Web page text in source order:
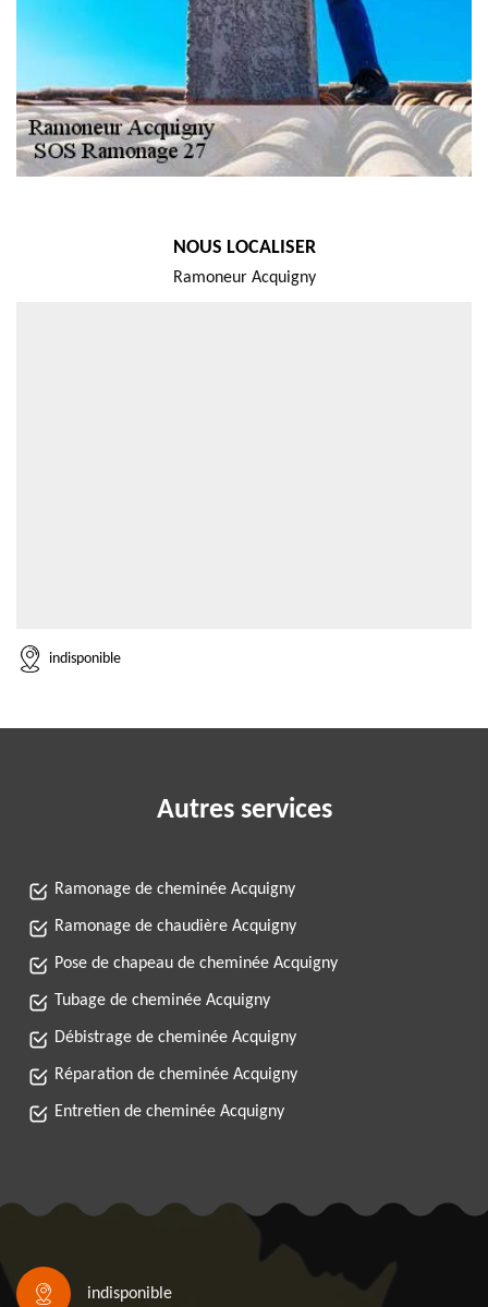
NOUS LOCALISER
Ramoneur Acquigny
indisponible
Autres services
Ramonage de cheminée Acquigny
Ramonage de chaudière Acquigny
Pose de chapeau de cheminée Acquigny
Tubage de cheminée Acquigny
Débistrage de cheminée Acquigny
Réparation de cheminée Acquigny
Entretien de cheminée Acquigny
indisponible